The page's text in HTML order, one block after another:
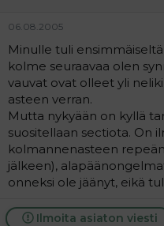
06.08.2005
Minulle tuli
kolme seuraavaa olen
vauvat ovat olleet yli
asteen verran.
Mutta nykyään on kyllä
suositellaan sectiota. On
kolmannenasteen
jälkeen),
onneksi ole jäänyt, eikä
Ilmoita asiaton viesti